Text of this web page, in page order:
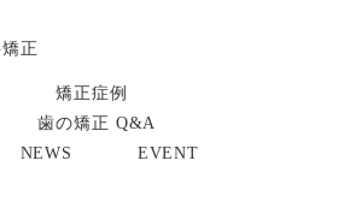
正
矯正症例
歯の矯正 Q&A
NEWS
EVENT